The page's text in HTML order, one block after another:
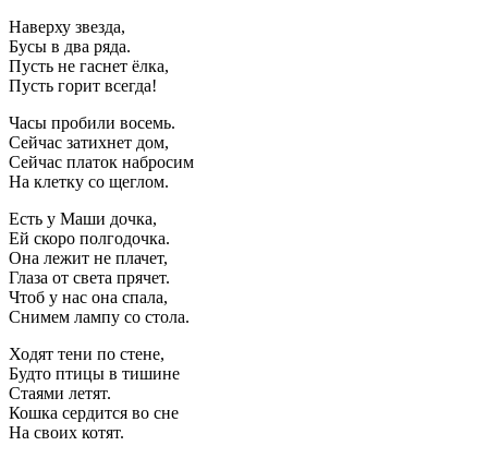
Наверху звезда,
Бусы в два ряда.
Пусть не гаснет ёлка,
Пусть горит всегда!
Часы пробили восемь.
Сейчас затихнет дом,
Сейчас платок набросим
На клетку со щеглом.
Есть у Маши дочка,
Ей скоро полгодочка.
Она лежит не плачет,
Глаза от света прячет.
Чтоб у нас она спала,
Снимем лампу со стола.
Ходят тени по стене,
Будто птицы в тишине
Стаями летят.
Кошка сердится во сне
На своих котят.